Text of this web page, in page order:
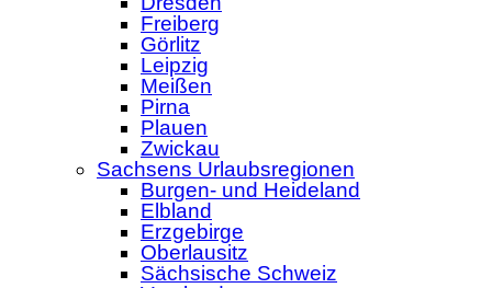
Freiberg
Görlitz
Leipzig
Meißen
Pirna
Plauen
Zwickau
Sachsens Urlaubsregionen
Burgen- und Heideland
Elbland
Erzgebirge
Oberlausitz
Sächsische Schweiz